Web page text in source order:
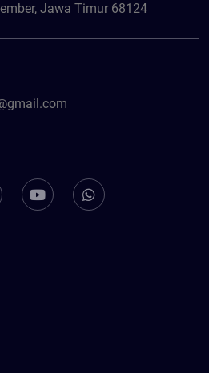
Jawa Timur 68124